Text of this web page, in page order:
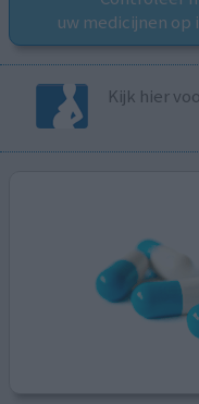
uw medicijnen
Kijk hier